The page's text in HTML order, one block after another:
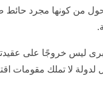
من كونها مجرد حائط
ليس خروجًا على عقيدتها
لا تملك مقومات